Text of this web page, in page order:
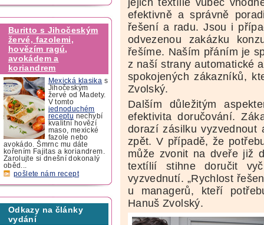
Buritto s Jihočeským
žervé, fazolemi,
hovězím ragú,
avokádem a
koriandrem
Mexická klasika s
Jihočeským
žervé od Madety.
V tomto
jednoduchém
receptu nechybí
kvalitní hovězí
maso, mexické
fazole nebo
avokádo. Šmrnc mu dáte
kořením Fajitas a koriandrem.
Zarolujte si dnešní dokonalý
oběd...
pošlete nám recept
Odkazy na články
vydání
efektivně a správně
řešení a radu. Jsou i
odvezenou zakázku
řešíme. Naším přáním je
z naší strany automatické
spokojených zákazníků,
Zvolský.
Dalším důležitým
efektivita doručování.
dorazí zásilku
zpět. V případě, že
může zvonit na dveře již
textílií stihne doručit
vyzvednutí. „Rychlost
u managerů, kteří
Hanuš Zvolský.